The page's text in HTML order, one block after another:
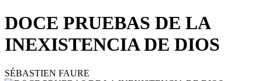
DOCE PRUEBAS DE LA
INEXISTENCIA DE DIOS
SÉBASTIEN FAURE